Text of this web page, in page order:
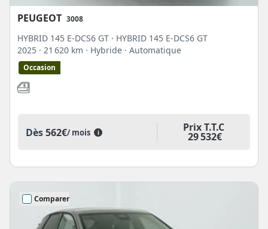
PEUGEOT 3008
HYBRID 145 E-DCS6 GT · HYBRID 145 E-DCS6 GT
2025 · 21 620 km · Hybride · Automatique
Occasion
Dès562€/ mois i Prix T.T.C
29 532€
Comparer